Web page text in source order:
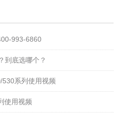
993-6860
到底选哪个？
530系列使用视频
使用视频